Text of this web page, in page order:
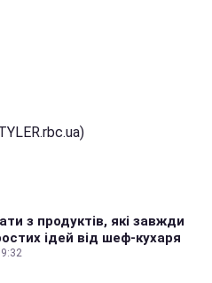
з продуктів, які завжди
ідей від шеф-кухаря